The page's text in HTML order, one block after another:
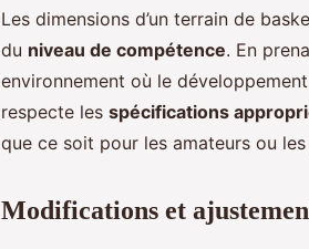
Les dimensions d’un terrain de
du niveau de compétence. En
environnement où le
respecte les spécifications
que ce soit pour les amateurs ou
Modifications et